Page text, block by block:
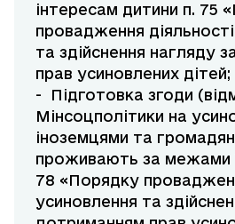
інтересам дитини п. 75
провадження
та здійснення нагляду
прав усиновлених дітей;
- Підготовка згоди
Мінсоцполітики на
іноземцями та
проживають за межами
78 «Порядку
усиновлення та